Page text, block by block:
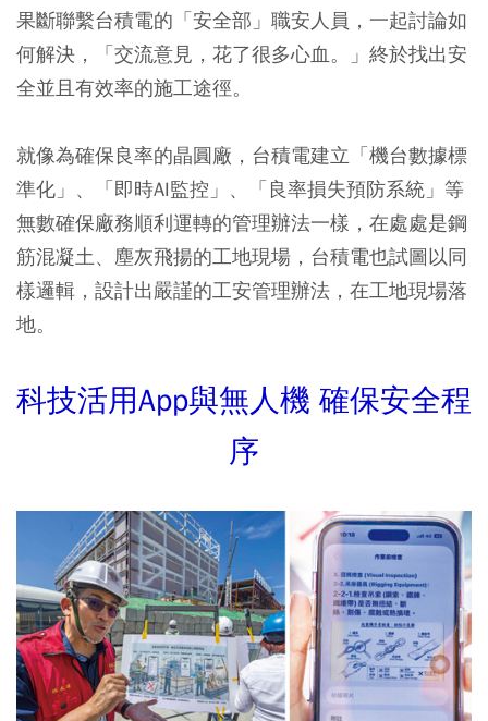
果斷聯繫台積電的「安全部」職安人員，一起討論如
何解決，「交流意見，花了很多心血。」終於找出安
全並且有效率的施工途徑。
就像為確保良率的晶圓廠，台積電建立「機台數據標
準化」、「即時AI監控」、「良率損失預防系統」等
無數確保廠務順利運轉的管理辦法一樣，在處處是鋼
筋混凝土、塵灰飛揚的工地現場，台積電也試圖以同
樣邏輯，設計出嚴謹的工安管理辦法，在工地現場落
地。
科技活用App與無人機 確保安全程
序